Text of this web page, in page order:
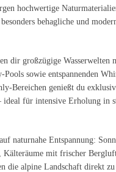
hochwertige
behagliche und
dir großzügige Wasserwelten
sowie entspannenden
Bereichen genießt du
ideal für intensive Erholung in
naturnahe Entspannung:
Kälteräume mit frischer
die alpine Landschaft direkt